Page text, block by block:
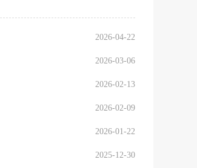
2026-04-22
2026-03-06
2026-02-13
2026-02-09
2026-01-22
2025-12-30